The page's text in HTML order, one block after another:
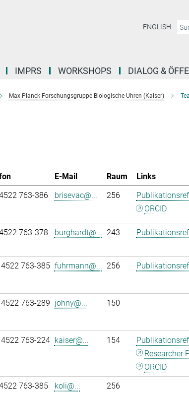
ENGLISH
IMPRS WORKSHOPS DIALOG &
Max-Planck-Forschungsgruppe Biologische Uhren (Kaiser)
E-Mail Raum
Links
763-386 brisevac@... 256
ORCID
763-378 burghardt@... 243
763-385 fuhrmann@... 256
763-289 johny@... 150
763-224 kaiser@... 154
Researcher
ORCID
763-385 koli@... 256